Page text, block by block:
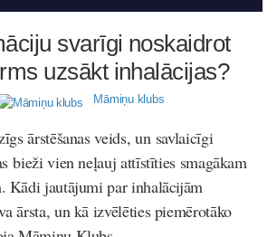
svarīgi noskaidrot
uzsākt inhalācijas?
Māmiņu klubs
ārstēšanas veids, un savlaicīgi
bieži vien neļauj attīstīties smagākam
Kādi jautājumi par inhalācijām
ārsta, un kā izvēlēties piemērotāko